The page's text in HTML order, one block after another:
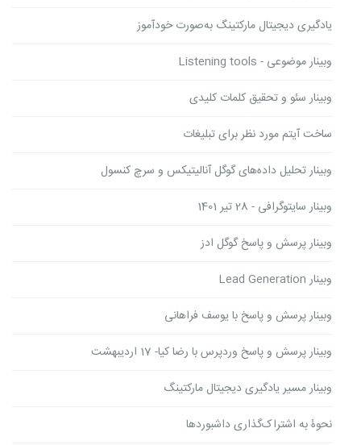
یادگیری دیجیتال مارکتینگ به‌صورت خودآموز
وبینار موضوعی - Listening tools
وبینار سئو و تحقیق کلمات کلیدی
ساخت آیتم مورد نظر برای تبلیغات
وبینار تحلیل داده‌های گوگل آنالیتیکس و سرچ کنسول
وبینار سایتوگرافی - 28 تیر 1401
وبینار پرسش و پاسخ گوگل ادز
وبینار Lead Generation
وبینار پرسش و پاسخ با یوسف فراهانی
وبینار پرسش و پاسخ وردپرس با رضا کیا- 17 اردیبهشت
وبینار مسیر یادگیری دیجیتال مارکتینگ
نحوۀ به اشتراک‌گذاری داشبوردها